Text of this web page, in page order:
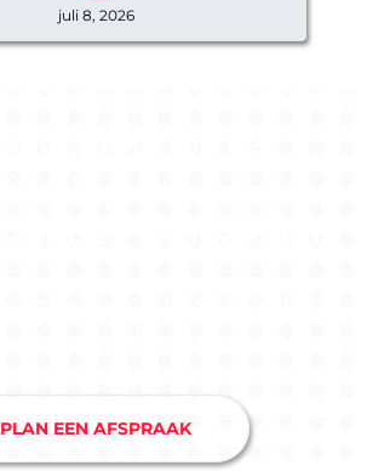
juli 8, 2026
PLAN EEN AFSPRAAK